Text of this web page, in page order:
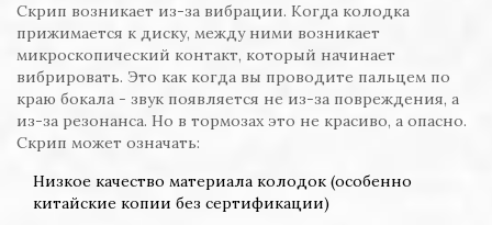
Скрип возникает из-за вибрации. Когда колодка
прижимается к диску, между ними возникает
микроскопический контакт, который начинает
вибрировать. Это как когда вы проводите пальцем по
краю бокала - звук появляется не из-за повреждения, а
из-за резонанса. Но в тормозах это не красиво, а опасно.
Скрип может означать:
Низкое качество материала колодок (особенно
китайские копии без сертификации)